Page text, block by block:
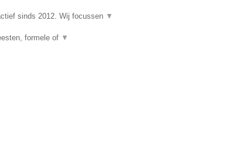
sinds 2012. Wij focussen ▼
formele of ▼